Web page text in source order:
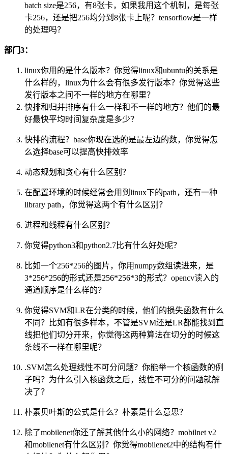
batch size是256，有8张卡，如果我用这个机制，是每张
卡256，还是把256均分到8张卡上呢？tensorflow是一样
的处理吗？
部门3：
linux你用的是什么版本？你觉得linux和ubuntu的关系是
什么样的，linux为什么会有很多发行版本？你觉得这些
发行版本之间不一样的地方在哪里？
快排和归并排序有什么一样和不一样的地方？他们的最
好最快平均时间复杂度是多少？
快排的流程？base你现在选的是最左边的数，你觉得怎
么选择base可以提高快排效率
动态规划和贪心有什么区别？
在配置环境的时候经常会用到linux下的path，还有一种
library path，你觉得这两个有什么区别？
进程和线程有什么区别？
你觉得python3和python2.7比有什么好处呢？
比如一个256*256的图片，你用numpy数组读进来，是
3*256*256的形式还是256*256*3的形式？opencv读入的
通道顺序是什么样的？
你觉得SVM和LR在分类的时候，他们的损失函数有什么
不同？比如有很多样本，不管是SVM还是LR都能找到直
线把他们切分开来，你觉得这两种算法在切分的时候这
条线不一样在哪里呢？
.SVM怎么处理线性不可分问题？你能举一个核函数的例
子吗？为什么引入核函数之后，线性不可分的问题就解
决了？
朴素贝叶斯的公式是什么？朴素是什么意思？
除了mobilenet你还了解其他什么小的网络？mobilnet v2
和mobilenet有什么区别？你觉得mobilenet2中的结构有什